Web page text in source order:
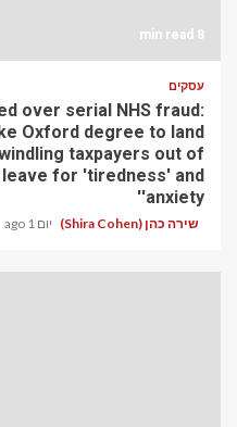
8 min read
עסקים
over serial NHS fraud:
Oxford degree to land
taxpayers out of
for 'tiredness' and
'anxiety'
שירה כהן (Shira Cohen) יום 1 ago